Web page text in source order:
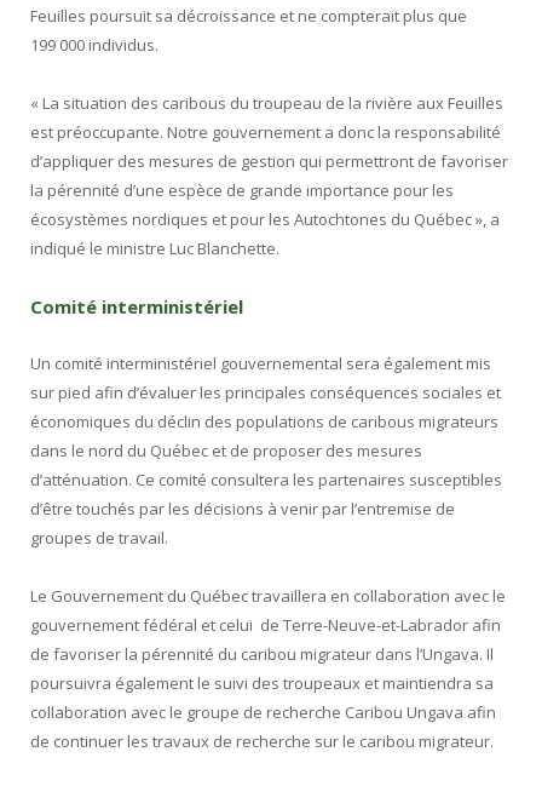
Feuilles poursuit sa décroissance et ne compterait plus que
199 000 individus.
« La situation des caribous du troupeau de la rivière aux Feuilles
est préoccupante. Notre gouvernement a donc la responsabilité
d’appliquer des mesures de gestion qui permettront de favoriser
la pérennité d’une espèce de grande importance pour les
écosystèmes nordiques et pour les Autochtones du Québec », a
indiqué le ministre Luc Blanchette.
Comité interministériel
Un comité interministériel gouvernemental sera également mis
sur pied afin d’évaluer les principales conséquences sociales et
économiques du déclin des populations de caribous migrateurs
dans le nord du Québec et de proposer des mesures
d’atténuation. Ce comité consultera les partenaires susceptibles
d’être touchés par les décisions à venir par l’entremise de
groupes de travail.
Le Gouvernement du Québec travaillera en collaboration avec le
gouvernement fédéral et celui de Terre-Neuve-et-Labrador afin
de favoriser la pérennité du caribou migrateur dans l’Ungava. Il
poursuivra également le suivi des troupeaux et maintiendra sa
collaboration avec le groupe de recherche Caribou Ungava afin
de continuer les travaux de recherche sur le caribou migrateur.